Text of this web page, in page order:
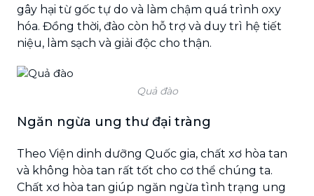
gây hại từ gốc tự do và làm chậm quá trình oxy
hóa. Đồng thời, đào còn hỗ trợ và duy trì hệ tiết
niệu, làm sạch và giải độc cho thận.
Quả đào
Ngăn ngừa ung thư đại tràng
Theo Viện dinh dưỡng Quốc gia, chất xơ hòa tan
và không hòa tan rất tốt cho cơ thể chúng ta.
Chất xơ hòa tan giúp ngăn ngừa tình trạng ung